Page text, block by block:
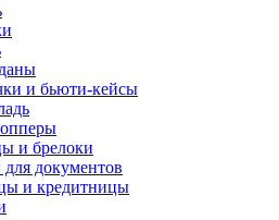
и бьюти-кейсы
и брелоки
документов
и кредитницы